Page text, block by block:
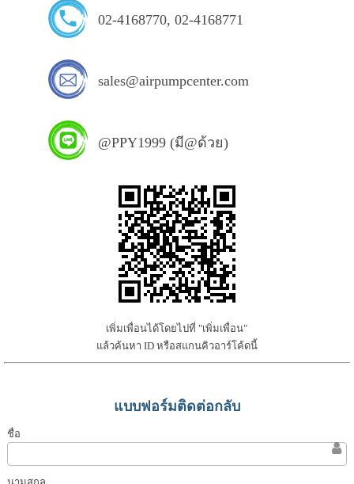
02-4168770, 02-4168771
sales@airpumpcenter.com
@PPY1999 (มี@ด้วย)
เพิ่มเพื่อนได้โดยไปที่ "เพิ่มเพื่อน"
แล้วค้นหา ID หรือสแกนคิวอาร์โค้ดนี้
แบบฟอร์มติดต่อกลับ
ชื่อ